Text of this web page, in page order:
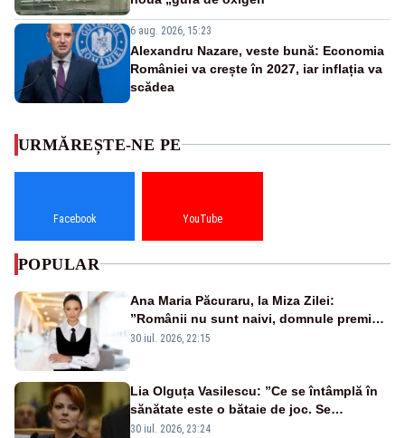
6 aug. 2026, 15:23
Alexandru Nazare, veste bună: Economia
României va crește în 2027, iar inflația va
scădea
URMĂREȘTE-NE PE
Facebook YouTube
POPULAR
Ana Maria Păcuraru, la Miza Zilei:
”Românii nu sunt naivi, domnule premier
Bolojan”
30 iul. 2026, 22:15
Lia Olguța Vasilescu: ”Ce se întâmplă în
sănătate este o bătaie de joc. Se
guvernează extraordinar de prost”
30 iul. 2026, 23:24